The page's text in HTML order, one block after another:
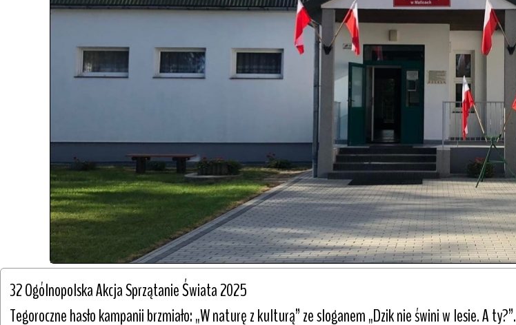
32 Ogólnopolska Akcja Sprzątanie Świata 2025
Tegoroczne hasło kampanii brzmiało: „W naturę z kulturą” ze sloganem „Dzik nie świni w lesie. A ty?”.